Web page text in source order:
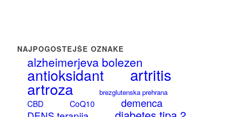
NAJPOGOSTEJŠE OZNAKE
alzheimerjeva bolezen
antioksidant artritis
artroza brezglutenska prehrana
CBD CoQ10 demenca